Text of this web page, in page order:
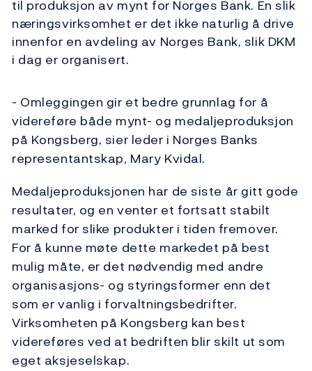
til produksjon av mynt for Norges Bank. En slik
næringsvirksomhet er det ikke naturlig å drive
innenfor en avdeling av Norges Bank, slik DKM
i dag er organisert.
- Omleggingen gir et bedre grunnlag for å
videreføre både mynt- og medaljeproduksjon
på Kongsberg, sier leder i Norges Banks
representantskap, Mary Kvidal.
Medaljeproduksjonen har de siste år gitt gode
resultater, og en venter et fortsatt stabilt
marked for slike produkter i tiden fremover.
For å kunne møte dette markedet på best
mulig måte, er det nødvendig med andre
organisasjons- og styringsformer enn det
som er vanlig i forvaltningsbedrifter.
Virksomheten på Kongsberg kan best
videreføres ved at bedriften blir skilt ut som
eget aksjeselskap.